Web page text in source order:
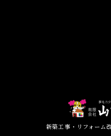
新築工事・リフォーム